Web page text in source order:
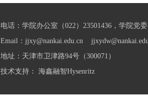
电话：学院办公室（022）23501436，学院党
Email：jjxy@nankai.edu.cn
地址：天津市卫津路94号（300071）
技术支持： 海鑫融智Hysenritz